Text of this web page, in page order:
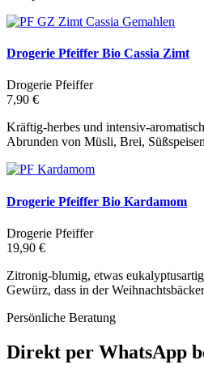
Drogerie Pfeiffer Bio Cassia Zimt
Drogerie Pfeiffer
7,90 €
Kräftig-herbes und intensiv-
Abrunden von Müsli, Brei,
Drogerie Pfeiffer Bio Kardamom
Drogerie Pfeiffer
19,90 €
Zitronig-blumig, etwas
Gewürz, dass in der
Persönliche Beratung
Direkt per WhatsApp